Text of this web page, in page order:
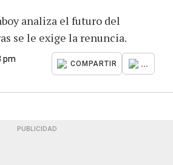
analiza el futuro del
se le exige la renuncia.
pm
COMPARTIR ...
PUBLICIDAD